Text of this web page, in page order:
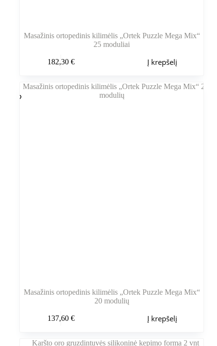
Masažinis ortopedinis kilimėlis „Ortek Puzzle Mega Mix“
25 moduliai
182,30 € Į krepšelį
Masažinis ortopedinis kilimėlis „Ortek Puzzle Mega Mix“
20 modulių
137,60 € Į krepšelį